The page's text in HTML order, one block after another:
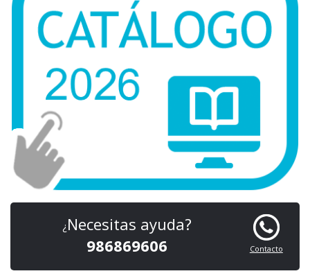
Contacto
¿ Necesitas ayuda?
986869606